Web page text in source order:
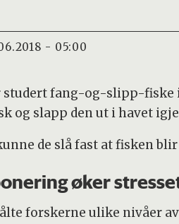
- 05:00
fang-og-slipp-fiske
og slapp den ut i havet
de slå fast at fisken
øker
forskerne ulike nivåer